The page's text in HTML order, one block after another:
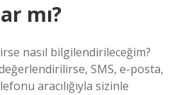
mı?
nasıl bilgilendirileceğim?
SMS, e-posta,
aracılığıyla sizinle